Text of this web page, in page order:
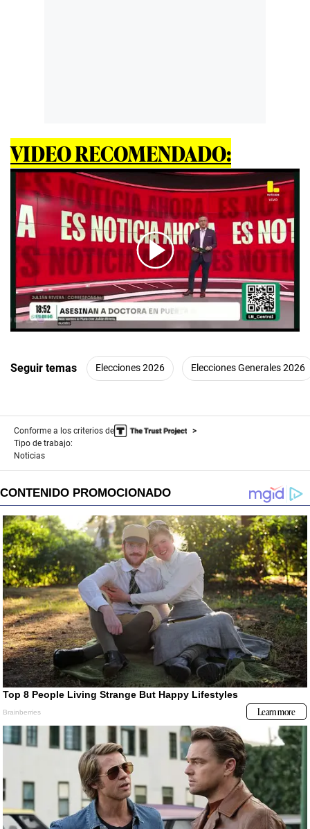
VIDEO RECOMENDADO:
00:00/03:05
Seguir temas Elecciones 2026 Elecciones Generales 2026
Conforme a los criterios de
Tipo de trabajo:
Noticias